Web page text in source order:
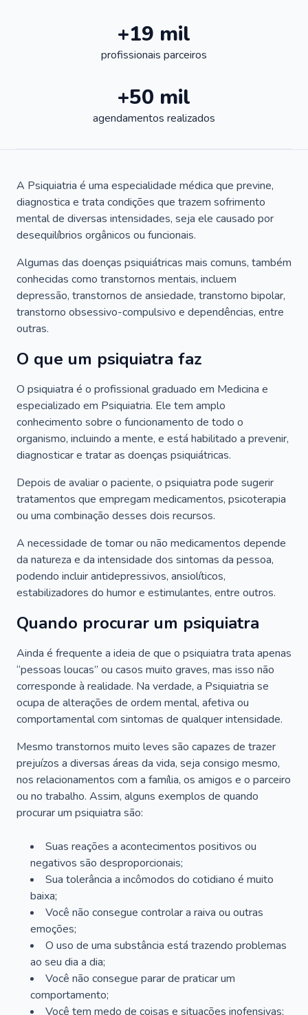
+19 mil
profissionais parceiros
+50 mil
agendamentos realizados
A Psiquiatria é uma especialidade médica que previne,
diagnostica e trata condições que trazem sofrimento
mental de diversas intensidades, seja ele causado por
desequilíbrios orgânicos ou funcionais.
Algumas das doenças psiquiátricas mais comuns, também
conhecidas como transtornos mentais, incluem
depressão, transtornos de ansiedade, transtorno bipolar,
transtorno obsessivo-compulsivo e dependências, entre
outras.
O que um psiquiatra faz
O psiquiatra é o profissional graduado em Medicina e
especializado em Psiquiatria. Ele tem amplo
conhecimento sobre o funcionamento de todo o
organismo, incluindo a mente, e está habilitado a prevenir,
diagnosticar e tratar as doenças psiquiátricas.
Depois de avaliar o paciente, o psiquiatra pode sugerir
tratamentos que empregam medicamentos, psicoterapia
ou uma combinação desses dois recursos.
A necessidade de tomar ou não medicamentos depende
da natureza e da intensidade dos sintomas da pessoa,
podendo incluir antidepressivos, ansiolíticos,
estabilizadores do humor e estimulantes, entre outros.
Quando procurar um psiquiatra
Ainda é frequente a ideia de que o psiquiatra trata apenas
“pessoas loucas” ou casos muito graves, mas isso não
corresponde à realidade. Na verdade, a Psiquiatria se
ocupa de alterações de ordem mental, afetiva ou
comportamental com sintomas de qualquer intensidade.
Mesmo transtornos muito leves são capazes de trazer
prejuízos a diversas áreas da vida, seja consigo mesmo,
nos relacionamentos com a família, os amigos e o parceiro
ou no trabalho. Assim, alguns exemplos de quando
procurar um psiquiatra são:
Suas reações a acontecimentos positivos ou
negativos são desproporcionais;
Sua tolerância a incômodos do cotidiano é muito
baixa;
Você não consegue controlar a raiva ou outras
emoções;
O uso de uma substância está trazendo problemas
ao seu dia a dia;
Você não consegue parar de praticar um
comportamento;
Você tem medo de coisas e situações inofensivas;